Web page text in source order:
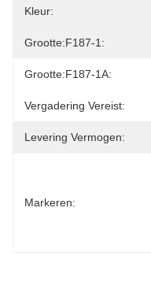
Kleur:
Grootte:F187-1:
Grootte:F187-1A:
Vergadering Vereist:
Levering Vermogen:
Markeren: